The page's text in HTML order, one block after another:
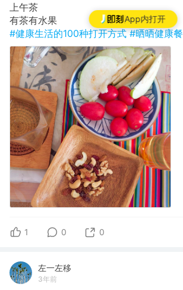
App内打开
上午茶
有茶有水果
#健康生活的100种打开方式#晒晒健康餐
1 0 0
左一左移
3年前